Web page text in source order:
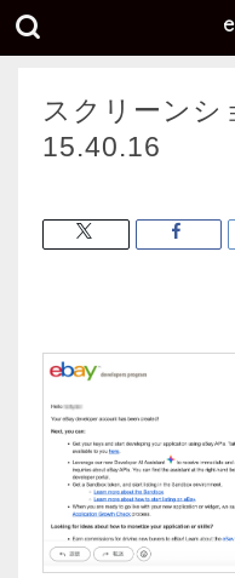
スクリーン
15.40.16